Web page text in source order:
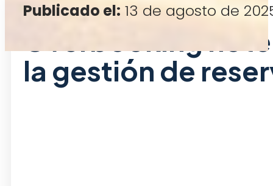
Publicado el: 13 de agosto de
Overbooking
la gestión de